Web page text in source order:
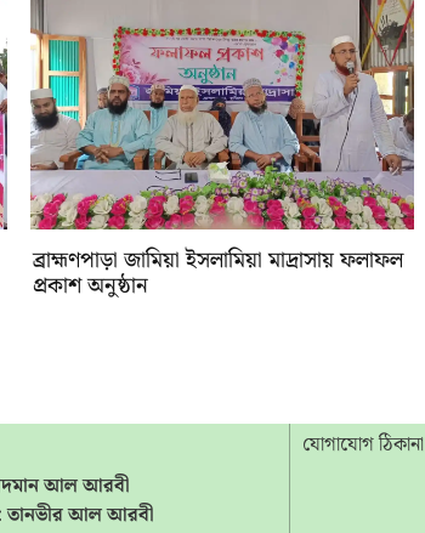
‎ব্রাহ্মণপাড়া জামিয়া ইসলামিয়া মাদ্রাসায় ফলাফল
প্রকাশ অনুষ্ঠান
আল আরবী
তানভীর আল আরবী
যোগাযোগ ঠিকানা